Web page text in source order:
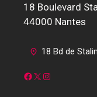
18 Boulevard
44000 Nantes
18 Bd de
Facebook
X Instagram